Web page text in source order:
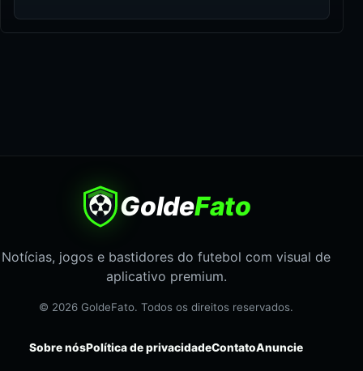
GoldeFato
Notícias, jogos e bastidores do futebol com visual de
aplicativo premium.
© 2026 GoldeFato. Todos os direitos reservados.
Sobre nósPolítica de privacidadeContatoAnuncie